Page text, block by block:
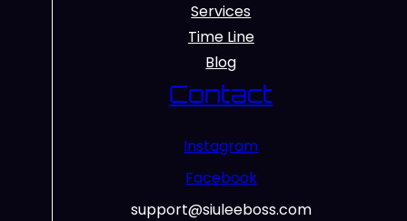
Services
Time Line
Blog
Contact
Instagram
Facebook
support@siuleeboss.com